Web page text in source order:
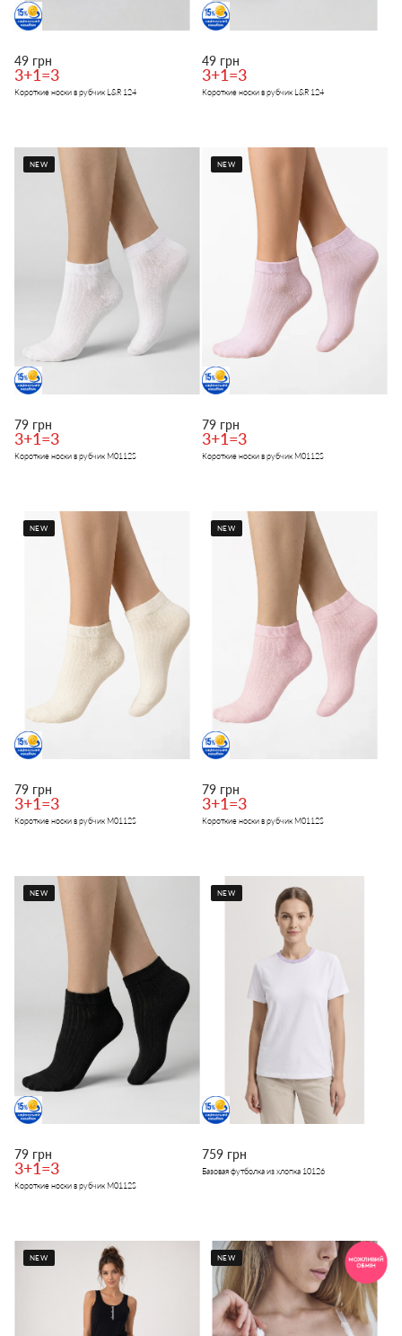
49 грн
3+1=3
Короткие носки в рубчик L&R 124
49 грн
3+1=3
Короткие носки в рубчик L&R 124
NEW
79 грн
3+1=3
Короткие носки в рубчик M0112S
NEW
79 грн
3+1=3
Короткие носки в рубчик M0112S
NEW
79 грн
3+1=3
Короткие носки в рубчик M0112S
NEW
79 грн
3+1=3
Короткие носки в рубчик M0112S
NEW
79 грн
3+1=3
Короткие носки в рубчик M0112S
NEW
759 грн
Базовая футболка из хлопка 10126
NEW NEW